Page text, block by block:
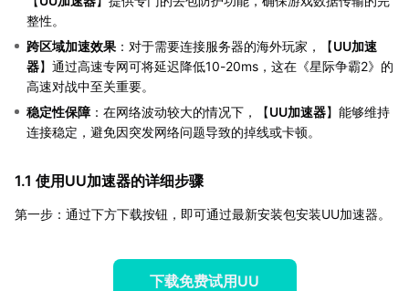
整性。
跨区域加速效果 ：对于需要连接服务器的海外玩家，【UU加速
器】通过高速专网可将延迟降低10-20ms，这在《星际争霸2》的
高速对战中至关重要。
稳定性保障 ：在网络波动较大的情况下，【UU加速器】能够维持
连接稳定，避免因突发网络问题导致的掉线或卡顿。
1.1 使用UU加速器的详细步骤
第一步：通过下方下载按钮，即可通过最新安装包安装UU加速器。
下载免费试用UU